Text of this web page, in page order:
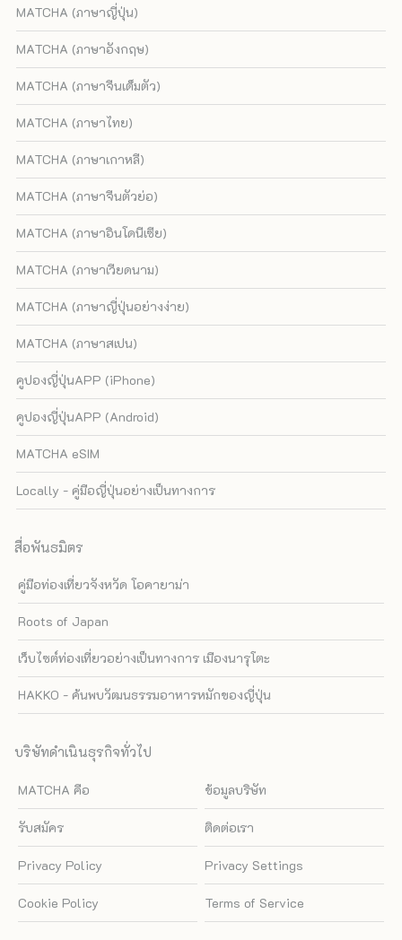
MATCHA (ภาษาญี่ปุ่น)
MATCHA (ภาษาอังกฤษ)
MATCHA (ภาษาจีนเต็มตัว)
MATCHA (ภาษาไทย)
MATCHA (ภาษาเกาหลี)
MATCHA (ภาษาจีนตัวย่อ)
MATCHA (ภาษาอินโดนีเซีย)
MATCHA (ภาษาเวียดนาม)
MATCHA (ภาษาญี่ปุ่นอย่างง่าย)
MATCHA (ภาษาสเปน)
คูปองญี่ปุ่นAPP (iPhone)
คูปองญี่ปุ่นAPP (Android)
MATCHA eSIM
Locally - คู่มือญี่ปุ่นอย่างเป็นทางการ
สื่อพันธมิตร
คู่มือท่องเที่ยวจังหวัด โอคายาม่า
Roots of Japan
เว็บไซต์ท่องเที่ยวอย่างเป็นทางการ เมืองนารุโตะ
HAKKO - ค้นพบวัฒนธรรมอาหารหมักของญี่ปุ่น
บริษัทดำเนินธุรกิจทั่วไป
MATCHA คือ ข้อมูลบริษัท
รับสมัคร ติดต่อเรา
Privacy Policy Privacy Settings
Cookie Policy Terms of Service